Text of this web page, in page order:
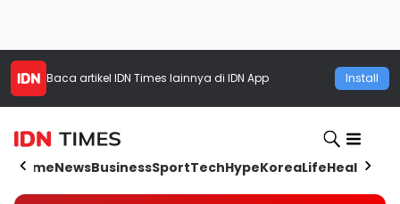
Baca artikel IDN Times lainnya di IDN App Install
HomeNewsBusinessSportTechHypeKoreaLifeHealth